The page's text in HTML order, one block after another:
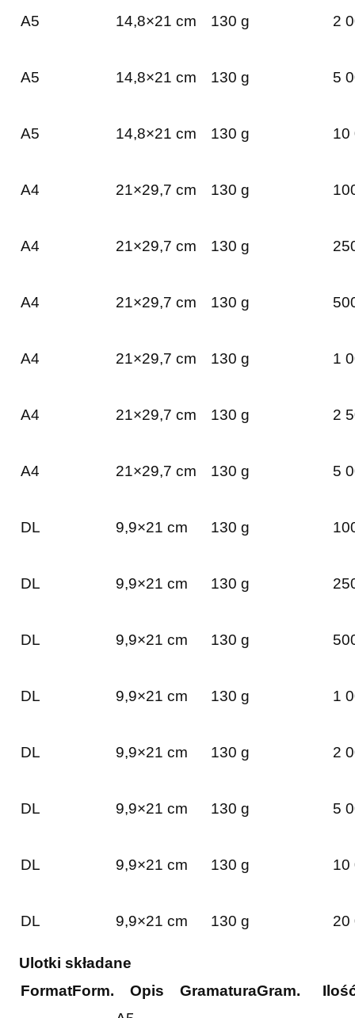
A5 14,8×21 cm 130 g 2
A5 14,8×21 cm 130 g 5
A5 14,8×21 cm 130 g 10
A4 21×29,7 cm 130 g
A4 21×29,7 cm 130 g
A4 21×29,7 cm 130 g
A4 21×29,7 cm 130 g 1
A4 21×29,7 cm 130 g 2
A4 21×29,7 cm 130 g 5
DL 9,9×21 cm 130 g
DL 9,9×21 cm 130 g
DL 9,9×21 cm 130 g
DL 9,9×21 cm 130 g 1
DL 9,9×21 cm 130 g 2
DL 9,9×21 cm 130 g 5
DL 9,9×21 cm 130 g 10
DL 9,9×21 cm 130 g 20
Ulotki składane
FormatForm. Opis GramaturaGram.